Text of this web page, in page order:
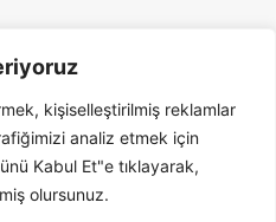
kişiselleştirilmiş reklamlar
analiz etmek için
Kabul Et"e tıklayarak,
olursunuz.